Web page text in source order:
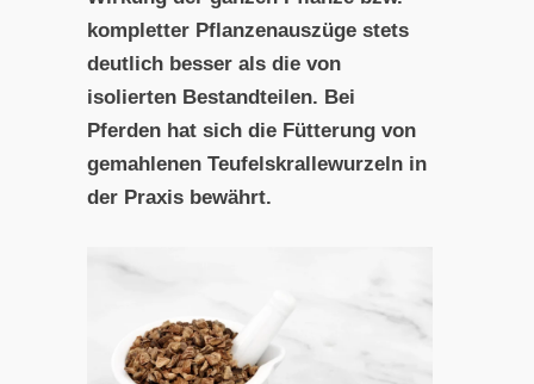
kompletter Pflanzenauszüge stets
deutlich besser als die von
isolierten Bestandteilen. Bei
Pferden hat sich die Fütterung von
gemahlenen Teufelskrallewurzeln in
der Praxis bewährt.